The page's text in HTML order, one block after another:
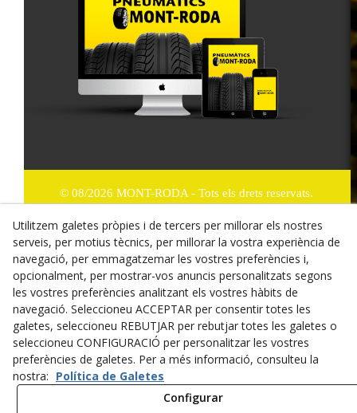
© 08/2026 MONT-RODA - Tots els drets reservats.
Política de Privacitat
Termes i condicions de compra
Dret de desistiment
Cookies
Mapa Web
Utilitzem galetes pròpies i de tercers per millorar els nostres
serveis, per motius tècnics, per millorar la vostra experiència de
navegació, per emmagatzemar les vostres preferències i,
opcionalment, per mostrar-vos anuncis personalitzats segons
les vostres preferències analitzant els vostres hàbits de
navegació. Seleccioneu ACCEPTAR per consentir totes les
galetes, seleccioneu REBUTJAR per rebutjar totes les galetes o
seleccioneu CONFIGURACIÓ per personalitzar les vostres
preferències de galetes. Per a més informació, consulteu la
nostra: Política de Galetes
Configurar